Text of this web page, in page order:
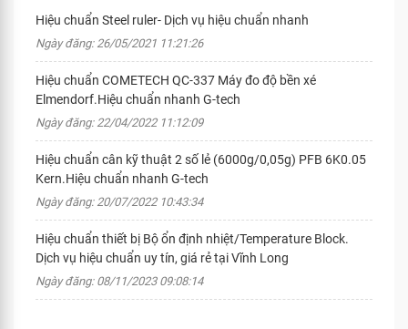
Hiệu chuẩn Steel ruler- Dịch vụ hiệu chuẩn nhanh
Ngày đăng: 26/05/2021 11:21:26
Hiệu chuẩn COMETECH QC-337 Máy đo độ bền xé
Elmendorf.Hiệu chuẩn nhanh G-tech
Ngày đăng: 22/04/2022 11:12:09
Hiệu chuẩn cân kỹ thuật 2 số lẻ (6000g/0,05g) PFB 6K0.05
Kern.Hiệu chuẩn nhanh G-tech
Ngày đăng: 20/07/2022 10:43:34
Hiệu chuẩn thiết bị Bộ ổn định nhiệt/Temperature Block.
Dịch vụ hiệu chuẩn uy tín, giá rẻ tại Vĩnh Long
Ngày đăng: 08/11/2023 09:08:14